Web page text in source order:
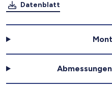
Datenblatt